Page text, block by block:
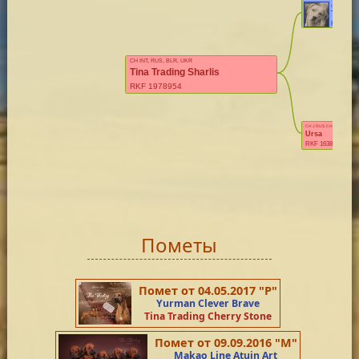
CH INT, RUS, BLR, UKR
Tina Trading Sharlis
RKF 1978954
CH RUS, RKF,
Tina
RKF
CH J RUS, CH RUS
Ursa
RKF 1638328
Пометы
Помет от 04.05.2017 "Р"
Yurman Clever Brave
Tina Trading Cherry Stone
Помет от 09.09.2016 "М"
Makao Line Atuin Art